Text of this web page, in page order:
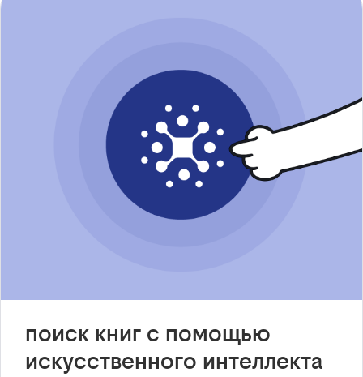
поиск книг с помощью
искусственного интеллекта